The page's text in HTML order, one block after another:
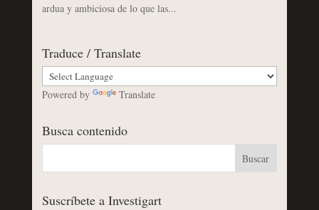
ardua y ambiciosa de lo que las...
Traduce / Translate
Powered by Translate
Busca contenido
Suscríbete a Investigart